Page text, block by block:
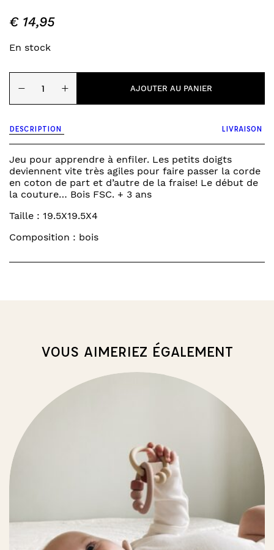
€14,95
En stock
quantité
de
lacer
− + AJOUTER AU PANIER
DESCRIPTION LIVRAISON
Jeu pour apprendre à enfiler. Les petits doigts
deviennent vite très agiles pour faire passer la corde
en coton de part et d’autre de la fraise! Le début de
la couture… Bois FSC. + 3 ans
Taille : 19.5X19.5X4
Composition : bois
VOUS AIMERIEZ ÉGALEMENT